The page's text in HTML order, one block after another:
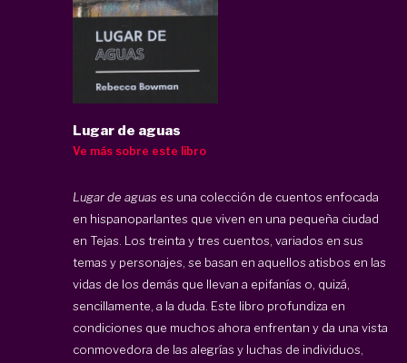
Lugar de aguas
Ve más sobre este libro
Lugar de aguas es una colección de cuentos enfocada
en hispanoparlantes que viven en una pequeña ciudad
en Tejas. Los treinta y tres cuentos, variados en sus
temas y personajes, se basan en aquellos atisbos en las
vidas de los demás que llevan a epifanías o, quizá,
sencillamente, a la duda. Este libro profundiza en
condiciones que muchos ahora enfrentan y da una vista
conmovedora de las alegrías y luchas de individuos,